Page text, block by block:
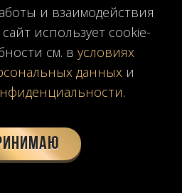
является наиболее
для панно, особенно в
интерьерах.
сорта:
фон с крупными,
и взаимодействия
использует cookie-
см. в условиях
данных и
.